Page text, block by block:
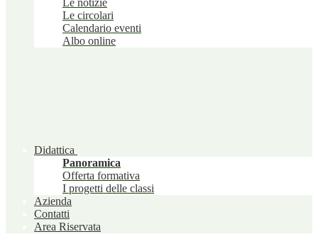
Le notizie
Le circolari
Calendario eventi
Albo online
Didattica
Panoramica
Offerta formativa
I progetti delle classi
Azienda
Contatti
Area Riservata